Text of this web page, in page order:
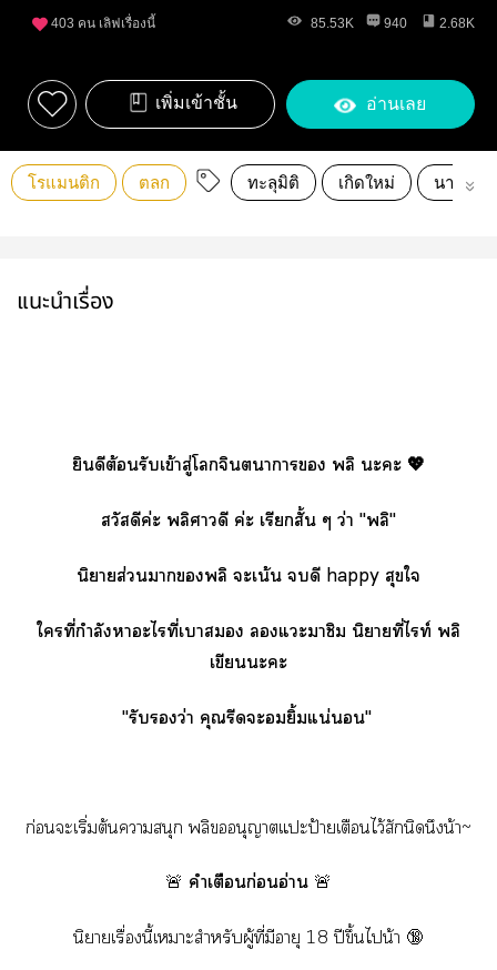
403 คน เลิฟเรื่องนี้ 85.53K 940 2.68K
เพิ่มเข้าชั้น อ่านเลย
โรแมนติก ตลก ทะลุมิติ เกิดใหม่ นางร้าย
แนะนำเรื่อง
ยินดีต้อนรับเข้าสู่โจินตนาการ พลิ ะะ 💖
สวัสดีค่ะ พลิศาวดี ค่ะ เรียกสั้น ๆ ว่า "พลิ"
นิยายส่วนาพลิ ะเน้น ดี happy สุขใ
ใที่กำลังาะไที่เา แะาชิม นิยายที่ไท์ พลิ
เขียนะะ
"รับว่า คุณรีดะยิ้มแน่นอน"
ก่อนะเริ่มต้นาสนุก พลิอนุญาตแะป้ายเตือนไว้สักนิดนึงน้า~
🚨 คำเตือนก่อนอ่าน 🚨
นิยายเรื่องนี้เาะสำหรับผู้ที่มีอายุ 18 ปีขึ้นไน้า 🔞